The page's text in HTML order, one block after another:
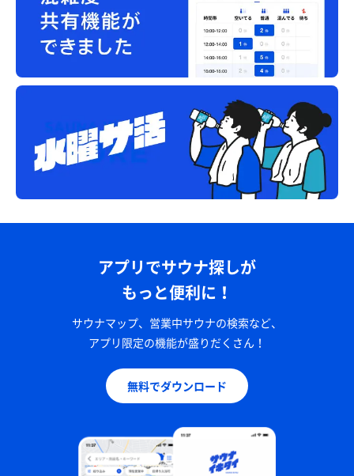
アプリでサウナ探しが
もっと便利に！
サウナマップ、営業中サウナの検索など、
アプリ限定の機能が盛りだくさん！
無料でダウンロード